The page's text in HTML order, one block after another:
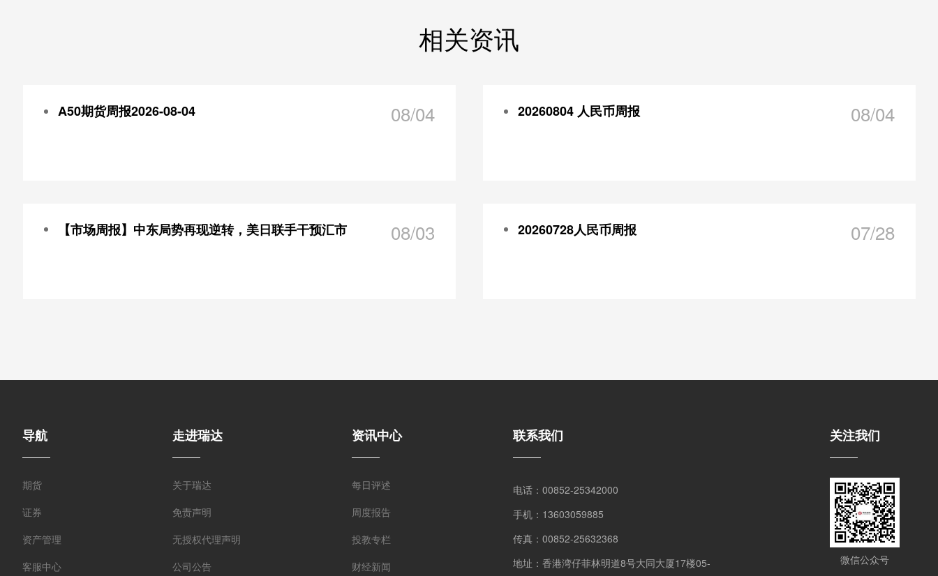
相关资讯
A50期货周报2026-08-04 08/04 20260804 人民币周报 08/04
【市场周报】中东局势再现逆转，美日联手干预汇市 08/03 20260728人民币周报 07/28
导航
期货
证券
资产管理
客服中心
走进瑞达
关于瑞达
免责声明
无授权代理声明
公司公告
资讯中心
每日评述
周度报告
投教专栏
财经新闻
联系我们
电话：00852-25342000
手机：13603059885
传真：00852-25632368
地址：香港湾仔菲林明道8号大同大厦17楼05-
关注我们
微信公众号